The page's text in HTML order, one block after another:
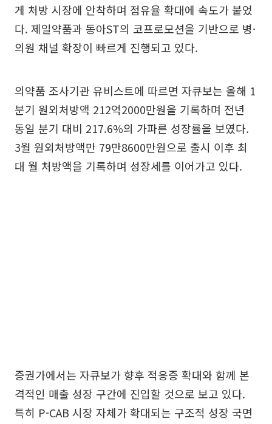
게 처방 시장에 안착하며 점유율 확대에 속도가 붙었
다. 제일약품과 동아ST의 코프로모션을 기반으로 병·
의원 채널 확장이 빠르게 진행되고 있다.
의약품 조사기관 유비스트에 따르면 자큐보는 올해 1
분기 원외처방액 212억2000만원을 기록하며 전년
동일 분기 대비 217.6%의 가파른 성장률을 보였다.
3월 원외처방액만 79만8600만원으로 출시 이후 최
대 월 처방액을 기록하며 성장세를 이어가고 있다.
증권가에서는 자큐보가 향후 적응증 확대와 함께 본
격적인 매출 성장 구간에 진입할 것으로 보고 있다.
특히 P-CAB 시장 자체가 확대되는 구조적 성장 국면